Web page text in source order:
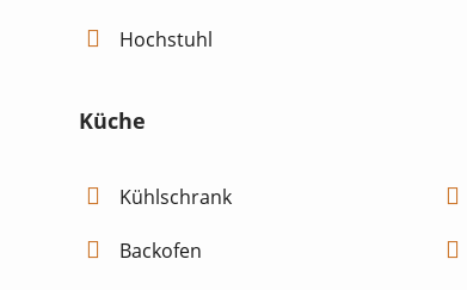
Hochstuhl
Küche
Kühlschrank
Backofen